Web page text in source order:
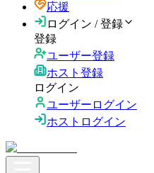
応援
ログイン / 登録
登録
ユーザー登録
ホスト登録
ログイン
ユーザーログイン
ホストログイン